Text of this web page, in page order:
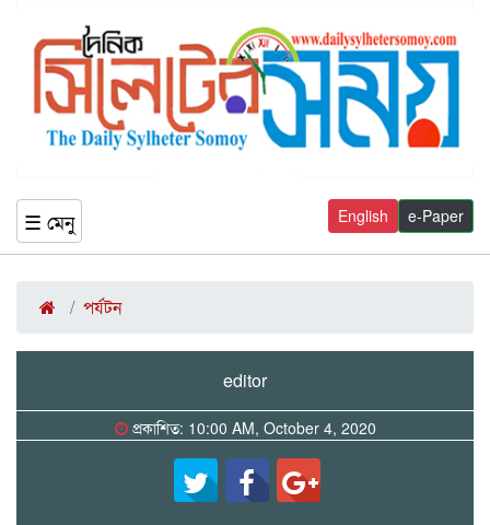
☰ মেনু e-Paper
English
পর্যটন
editor
প্রকাশিত: 10:00 AM, October 4, 2020